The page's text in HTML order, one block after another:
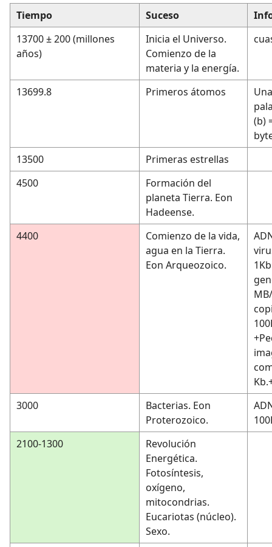
Tiempo Suceso
13700 ± 200 (millones
años)
Inicia el Universo.
Comienzo de la
materia y la energía.
13699.8 Primeros átomos
(b)
13500
Primeras estrellas
4500
Formación del
planeta Tierra. Eon
Hadeense.
4400
Comienzo de la vida,
agua en la Tierra.
Eon Arqueozoico.
3000
Bacterias. Eon
Proterozoico.
2100-1300
Revolución
Energética.
Fotosíntesis,
oxígeno,
mitocondrias.
Eucariotas (núcleo).
Sexo.